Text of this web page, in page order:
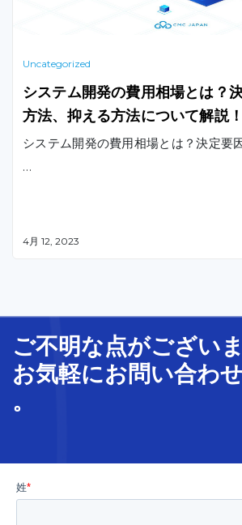
Uncategorized
システム開発の費用相場とは？
方法、抑える方法について解説！
システム開発の費用相場とは？決定要
…
4月 12, 2023
ご不明な点がござい
お気軽にお問い合わせ
。